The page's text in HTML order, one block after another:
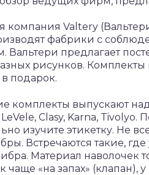
компания Valtery
фабрики с
Вальтери предлагает
рисунков.
подарок.
комплекты выпускают
LeVele, Clasy, Karna,
изучите этикетку. Не
Встречаются такие,
Материал наволочек
чаще «на запах»